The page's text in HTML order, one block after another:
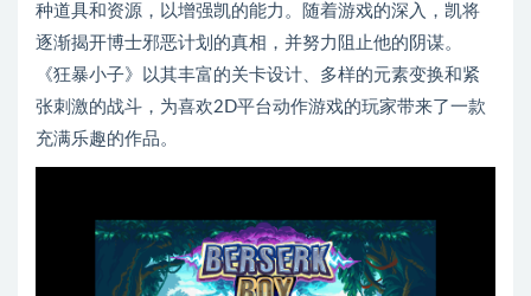
种道具和资源，以增强凯的能力。随着游戏的深入，凯将
逐渐揭开博士邪恶计划的真相，并努力阻止他的阴谋。
《狂暴小子》以其丰富的关卡设计、多样的元素变换和紧
张刺激的战斗，为喜欢2D平台动作游戏的玩家带来了一款
充满乐趣的作品。